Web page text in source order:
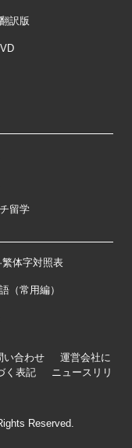
訳版
留学
繁体字対照表
（常用編）
い合わせ
運営会社に
く表記
ニュースリリ
Reserved.